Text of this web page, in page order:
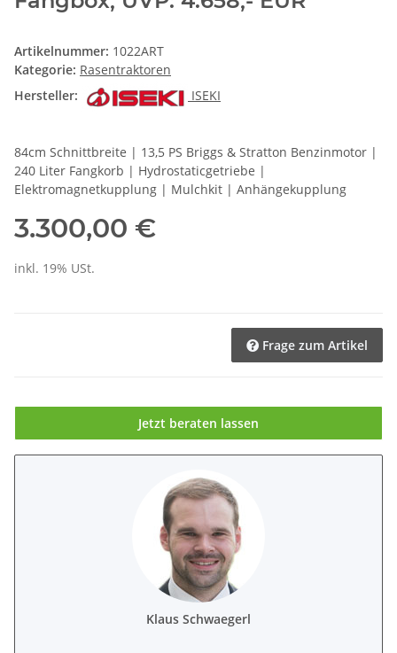
Artikelnummer: 1022ART
Kategorie: Rasentraktoren
Hersteller:
ISEKI
84cm Schnittbreite | 13,5 PS Briggs & Stratton Benzinmotor |
240 Liter Fangkorb | Hydrostaticgetriebe |
Elektromagnetkupplung | Mulchkit | Anhängekupplung
3.300,00 €
inkl. 19% USt.
Frage zum Artikel
Jetzt beraten lassen
Klaus Schwaegerl